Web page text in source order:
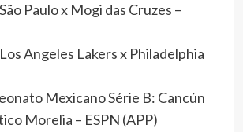
Paulo x Mogi das Cruzes –
Angeles Lakers x Philadelphia
Mexicano Série B: Cancún
Morelia – ESPN (APP)